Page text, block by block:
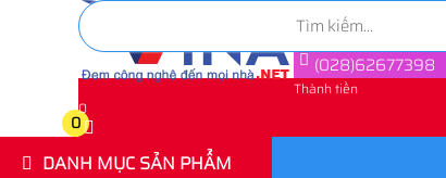
(028)62677398
Thành tiền
0
0
DANH MỤC SẢN PHẨM